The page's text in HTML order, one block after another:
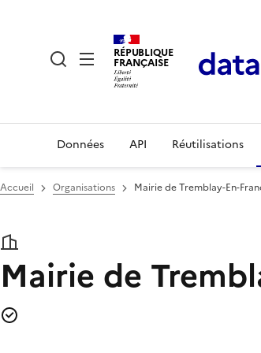
RÉPUBLIQUE
FRANÇAISE
Données API Réutilisations
Accueil Organisations Mairie de Tremblay-En-
Mairie de